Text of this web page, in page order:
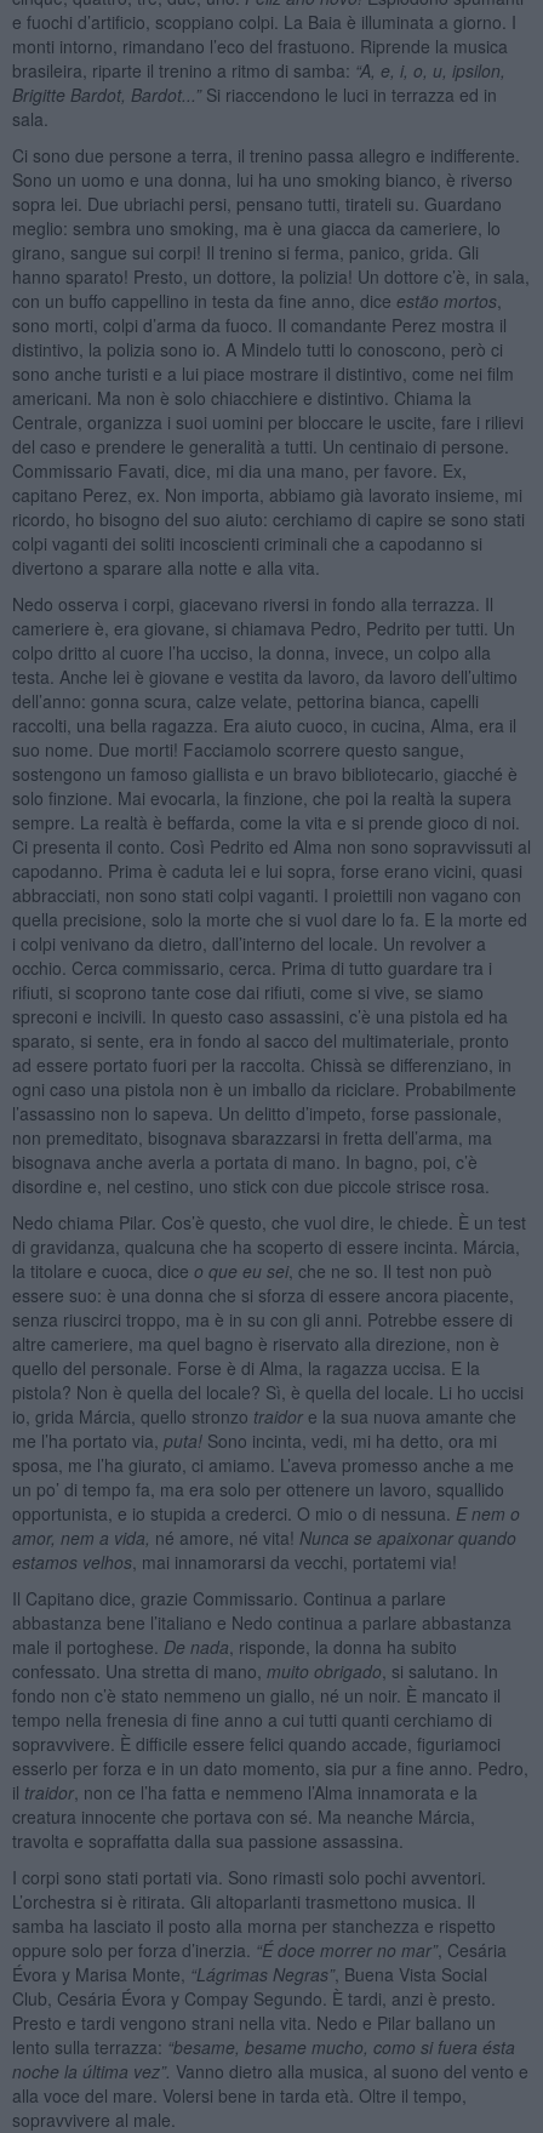
e fuochi d’artificio, scoppiano colpi. La Baia è illuminata a giorno. I
monti intorno, rimandano l’eco del frastuono. Riprende la musica
brasileira, riparte il trenino a ritmo di samba: “A, e, i, o, u, ipsilon,
Brigitte Bardot, Bardot...”Si riaccendono le luci in terrazza ed in
sala.
Ci sono due persone a terra, il trenino passa allegro e indifferente.
Sono un uomo e una donna, lui ha uno smoking bianco, è riverso
sopra lei. Due ubriachi persi, pensano tutti, tirateli su. Guardano
meglio: sembra uno smoking, ma è una giacca da cameriere, lo
girano, sangue sui corpi! Il trenino si ferma, panico, grida. Gli
hanno sparato! Presto, un dottore, la polizia! Un dottore c’è, in sala,
con un buffo cappellino in testa da fine anno, dice estão mortos,
sono morti, colpi d’arma da fuoco. Il comandante Perez mostra il
distintivo, la polizia sono io. A Mindelo tutti lo conoscono, però ci
sono anche turisti e a lui piace mostrare il distintivo, come nei film
americani. Ma non è solo chiacchiere e distintivo. Chiama la
Centrale, organizza i suoi uomini per bloccare le uscite, fare i rilievi
del caso e prendere le generalità a tutti. Un centinaio di persone.
Commissario Favati, dice, mi dia una mano, per favore. Ex,
capitano Perez, ex. Non importa, abbiamo già lavorato insieme, mi
ricordo, ho bisogno del suo aiuto: cerchiamo di capire se sono stati
colpi vaganti dei soliti incoscienti criminali che a capodanno si
divertono a sparare alla notte e alla vita.
Nedo osserva i corpi, giacevano riversi in fondo alla terrazza. Il
cameriere è, era giovane, si chiamava Pedro, Pedrito per tutti. Un
colpo dritto al cuore l’ha ucciso, la donna, invece, un colpo alla
testa. Anche lei è giovane e vestita da lavoro, da lavoro dell’ultimo
dell’anno: gonna scura, calze velate, pettorina bianca, capelli
raccolti, una bella ragazza. Era aiuto cuoco, in cucina, Alma, era il
suo nome. Due morti! Facciamolo scorrere questo sangue,
sostengono un famoso giallista e un bravo bibliotecario, giacché è
solo finzione. Mai evocarla, la finzione, che poi la realtà la supera
sempre. La realtà è beffarda, come la vita e si prende gioco di noi.
Ci presenta il conto. Così Pedrito ed Alma non sono sopravvissuti al
capodanno. Prima è caduta lei e lui sopra, forse erano vicini, quasi
abbracciati, non sono stati colpi vaganti. I proiettili non vagano con
quella precisione, solo la morte che si vuol dare lo fa. E la morte ed
i colpi venivano da dietro, dall’interno del locale. Un revolver a
occhio. Cerca commissario, cerca. Prima di tutto guardare tra i
rifiuti, si scoprono tante cose dai rifiuti, come si vive, se siamo
spreconi e incivili. In questo caso assassini, c’è una pistola ed ha
sparato, si sente, era in fondo al sacco del multimateriale, pronto
ad essere portato fuori per la raccolta. Chissà se differenziano, in
ogni caso una pistola non è un imballo da riciclare. Probabilmente
l’assassino non lo sapeva. Un delitto d’impeto, forse passionale,
non premeditato, bisognava sbarazzarsi in fretta dell’arma, ma
bisognava anche averla a portata di mano. In bagno, poi, c’è
disordine e, nel cestino, uno stick con due piccole strisce rosa.
Nedo chiama Pilar. Cos’è questo, che vuol dire, le chiede. È un test
di gravidanza, qualcuna che ha scoperto di essere incinta. Márcia,
la titolare e cuoca, dice o que eu sei, che ne so. Il test non può
essere suo: è una donna che si sforza di essere ancora piacente,
senza riuscirci troppo, ma è in su con gli anni. Potrebbe essere di
altre cameriere, ma quel bagno è riservato alla direzione, non è
quello del personale. Forse è di Alma, la ragazza uccisa. E la
pistola? Non è quella del locale? Sì, è quella del locale. Li ho uccisi
io, grida Márcia, quello stronzo traidore la sua nuova amante che
me l’ha portato via, puta!Sono incinta, vedi, mi ha detto, ora mi
sposa, me l’ha giurato, ci amiamo. L’aveva promesso anche a me
un po’ di tempo fa, ma era solo per ottenere un lavoro, squallido
opportunista, e io stupida a crederci. O mio o di nessuna. E nem o
amor, nem a vida né amore, né vita! Nunca se apaixonar quando
estamos velhos, mai innamorarsi da vecchi, portatemi via!
Il Capitano dice, grazie Commissario. Continua a parlare
abbastanza bene l’italiano e Nedo continua a parlare abbastanza
male il portoghese. De nada , risponde, la donna ha subito
confessato. Una stretta di mano, muito obrigado , si salutano. In
fondo non c’è stato nemmeno un giallo, né un noir. È mancato il
tempo nella frenesia di fine anno a cui tutti quanti cerchiamo di
sopravvivere. È difficile essere felici quando accade, figuriamoci
esserlo per forza e in un dato momento, sia pur a fine anno. Pedro,
il traidor, non ce l’ha fatta e nemmeno l’Alma innamorata e la
creatura innocente che portava con sé. Ma neanche Márcia,
travolta e sopraffatta dalla sua passione assassina.
I corpi sono stati portati via. Sono rimasti solo pochi avventori.
L’orchestra si è ritirata. Gli altoparlanti trasmettono musica. Il
samba ha lasciato il posto alla morna per stanchezza e rispetto
oppure solo per forza d’inerzia. “É doce morrer no mar”, Cesária
Évora y Marisa Monte, “Lágrimas Negras”, Buena Vista Social
Club, Cesária Évora y Compay Segundo. È tardi, anzi è presto.
Presto e tardi vengono strani nella vita. Nedo e Pilar ballano un
lento sulla terrazza: “besame, besame mucho, como si fuera ésta
noche la última vez”. Vanno dietro alla musica, al suono del vento e
alla voce del mare. Volersi bene in tarda età. Oltre il tempo,
sopravvivere al male.